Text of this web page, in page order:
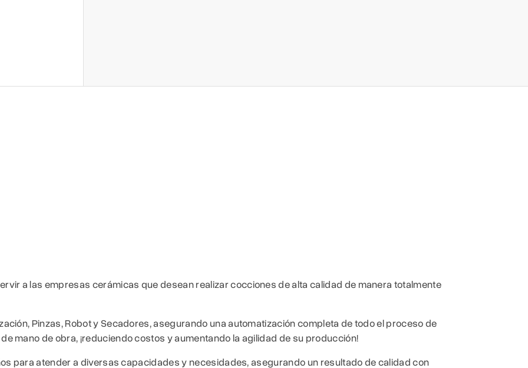
a las empresas cerámicas que desean realizar cocciones de alta calidad de manera totalmente
Pinzas, Robot y Secadores, asegurando una automatización completa de todo el proceso de
mano de obra, ¡reduciendo costos y aumentando la agilidad de su producción!
para atender a diversas capacidades y necesidades, asegurando un resultado de calidad con